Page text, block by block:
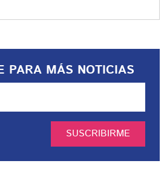
PARA MÁS NOTICIAS
SUSCRIBIRME